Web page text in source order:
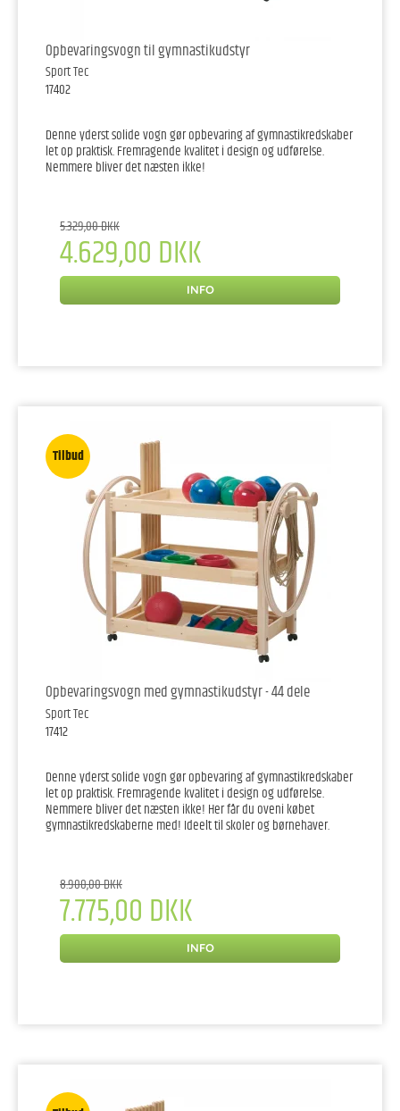
Opbevaringsvogn til gymnastikudstyr
Sport Tec
17402
Denne yderst solide vogn gør opbevaring af gymnastikredskaber
let op praktisk. Fremragende kvalitet i design og udførelse.
Nemmere bliver det næsten ikke!
5.329,00 DKK
4.629,00 DKK
INFO
Tilbud
Opbevaringsvogn med gymnastikudstyr - 44 dele
Sport Tec
17412
Denne yderst solide vogn gør opbevaring af gymnastikredskaber
let op praktisk. Fremragende kvalitet i design og udførelse.
Nemmere bliver det næsten ikke! Her får du oveni købet
gymnastikredskaberne med! Ideelt til skoler og børnehaver.
8.900,00 DKK
7.775,00 DKK
INFO